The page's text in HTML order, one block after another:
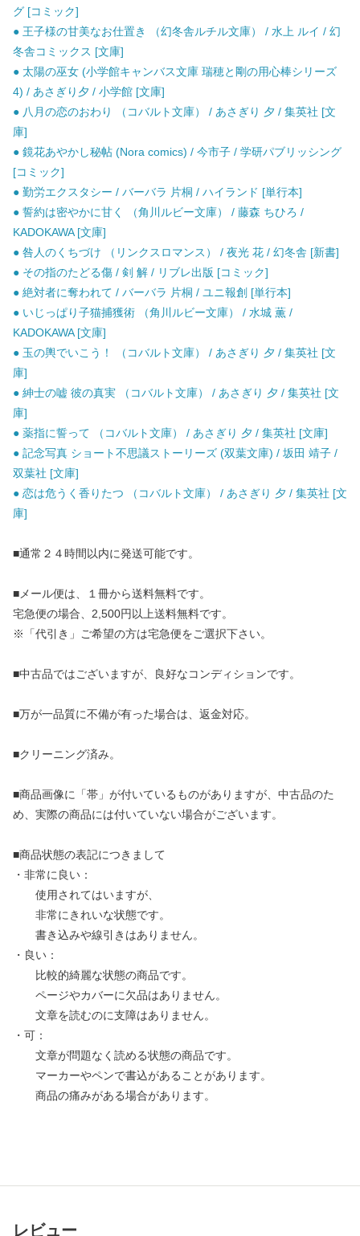
グ [コミック]
● 王子様の甘美なお仕置き （幻冬舎ルチル文庫） / 水上 ルイ / 幻
冬舎コミックス [文庫]
● 太陽の巫女 (小学館キャンバス文庫 瑞穂と剛の用心棒シリーズ
4) / あさぎり夕 / 小学館 [文庫]
● 八月の恋のおわり （コバルト文庫） / あさぎり 夕 / 集英社 [文
庫]
● 鏡花あやかし秘帖 (Nora comics) / 今市子 / 学研パブリッシング
[コミック]
● 勤労エクスタシー / バーバラ 片桐 / ハイランド [単行本]
● 誓約は密やかに甘く （角川ルビー文庫） / 藤森 ちひろ /
KADOKAWA [文庫]
● 咎人のくちづけ （リンクスロマンス） / 夜光 花 / 幻冬舎 [新書]
● その指のたどる傷 / 剣 解 / リブレ出版 [コミック]
● 絶対者に奪われて / バーバラ 片桐 / ユニ報創 [単行本]
● いじっぱり子猫捕獲術 （角川ルビー文庫） / 水城 薫 /
KADOKAWA [文庫]
● 玉の輿でいこう！ （コバルト文庫） / あさぎり 夕 / 集英社 [文
庫]
● 紳士の嘘 彼の真実 （コバルト文庫） / あさぎり 夕 / 集英社 [文
庫]
● 薬指に誓って （コバルト文庫） / あさぎり 夕 / 集英社 [文庫]
● 記念写真 ショート不思議ストーリーズ (双葉文庫) / 坂田 靖子 /
双葉社 [文庫]
● 恋は危うく香りたつ （コバルト文庫） / あさぎり 夕 / 集英社 [文
庫]
■通常２４時間以内に発送可能です。
■メール便は、１冊から送料無料です。
宅急便の場合、2,500円以上送料無料です。
※「代引き」ご希望の方は宅急便をご選択下さい。
■中古品ではございますが、良好なコンディションです。
■万が一品質に不備が有った場合は、返金対応。
■クリーニング済み。
■商品画像に「帯」が付いているものがありますが、中古品のた
め、実際の商品には付いていない場合がございます。
■商品状態の表記につきまして
・非常に良い：
使用されてはいますが、
非常にきれいな状態です。
書き込みや線引きはありません。
・良い：
比較的綺麗な状態の商品です。
ページやカバーに欠品はありません。
文章を読むのに支障はありません。
・可：
文章が問題なく読める状態の商品です。
マーカーやペンで書込があることがあります。
商品の痛みがある場合があります。
レビュー